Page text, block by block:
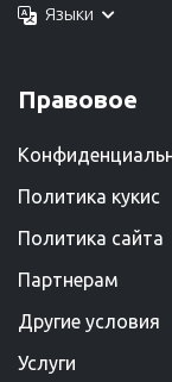
Языки
Правовое
Политика кукис
Политика сайта
Партнерам
Другие условия
Услуги